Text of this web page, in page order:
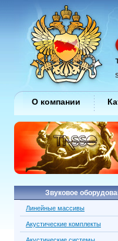
Звуковое
Линейные массивы
Акустические комплекты
О компании